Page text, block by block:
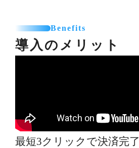
Benefits
導入のメリット
最短3クリックで決済完了